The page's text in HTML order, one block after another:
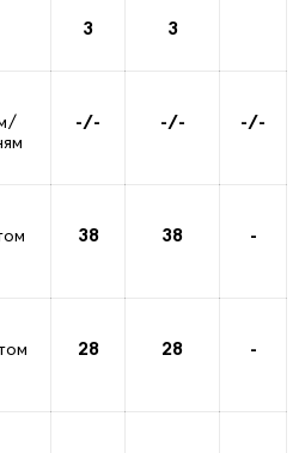
3 3
-/- -/- -/-
38 38 -
28 28 -